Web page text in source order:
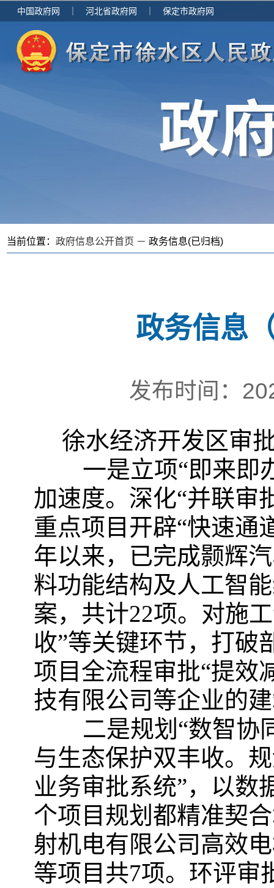
中国政府网 河北省政府网 保定市政府网
当前位置： 政府信息公开首页 － 政务信息(已归档)
政务信息
发布时间：
徐水经济开发区审
一是立项“即来即办
加速度。深化“并联审
重点项目开辟“快速通
年以来，已完成颢辉
料功能结构及人工智
案，共计22项。对施
收”等关键环节，打破
项目全流程审批“提效
技有限公司等企业的
二是规划“数智协同
与生态保护双丰收。
业务审批系统”，以数
个项目规划都精准契
射机电有限公司高效
等项目共7项。环评审